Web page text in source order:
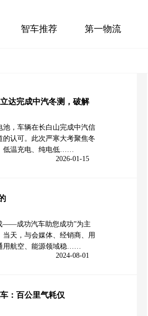
智车推荐 第一物流
达完成中汽冬测，破解
，车辆在长白山完成中汽信
认可。此次严寒大考聚焦冬
低温充电、纯电低……
2026-01-15
——成功汽车助您成功”为主
天，与会媒体、经销商、用
用航空、能源领域稳……
2024-08-01
：百公里气耗仅